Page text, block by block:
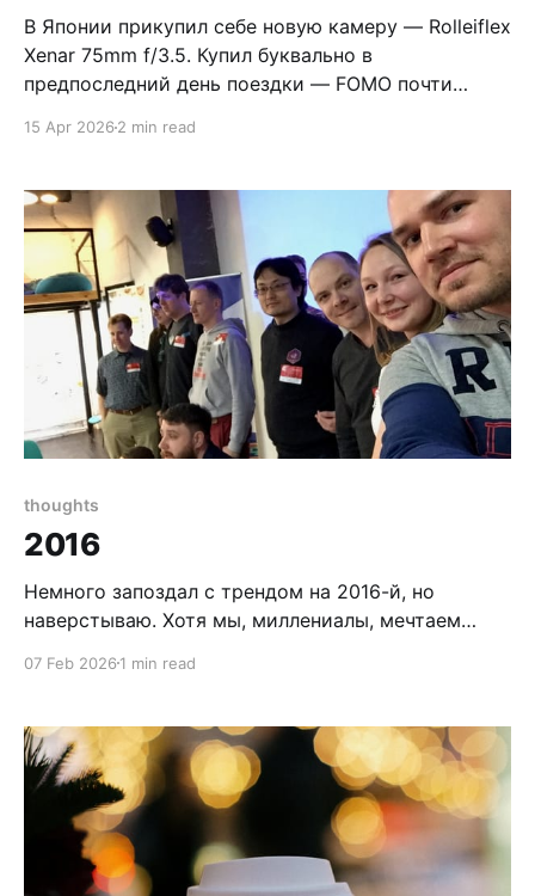
В Японии прикупил себе новую камеру — Rolleiflex
Xenar 75mm f/3.5. Купил буквально в
предпоследний день поездки — FOMO почти
которой так долго думал. Twin-Lens Reflex camera
которой съёмка и визирование происходят через
разные объективы Поискал в нескольких
15 Apr 2026 2 min read
thoughts
2016
Немного запоздал с трендом на 2016-й, но
наверстываю. Хотя мы, миллениалы, мечтаем
2016 году — времени, когда было весело и легко.
я с третьего раза попал в Копенгаген. В первый
раз, когда купил
07 Feb 2026 1 min read